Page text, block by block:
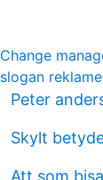
Change
slogan
Peter
Skylt
Att som